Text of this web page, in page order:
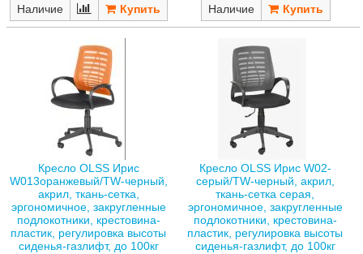
Наличие Наличие
Кресло OLSS Ирис
W013оранжевый/TW-черный,
акрил, ткань-сетка,
эргономичное, закругленные
подлокотники, крестовина-
пластик, регулировка высоты
сиденья-газлифт, до 100кг
Кресло OLSS Ирис W02-
серый/TW-черный, акрил,
ткань-сетка серая,
эргономичное, закругленные
подлокотники, крестовина-
пластик, регулировка высоты
сиденья-газлифт, до 100кг